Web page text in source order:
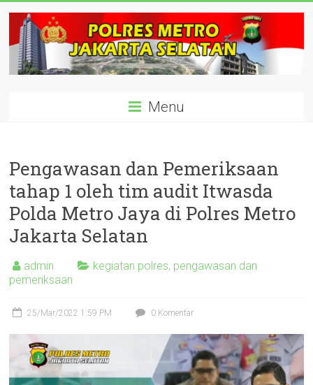
content
polisijaksel Menu
Pengawasan dan Pemeriksaan
tahap 1 oleh tim audit Itwasda
Polda Metro Jaya di Polres Metro
Jakarta Selatan
admin kegiatan polres, pengawasan dan
pemeriksaan
25/Mar/2022 1:59 PM 0 Komentar